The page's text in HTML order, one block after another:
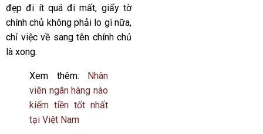
đẹp đi ít quá đi mất, giấy tờ
chính chủ không phải lo gì nữa,
chỉ việc về sang tên chính chủ
là xong.
Xem thêm:
Nhân
viên ngân hàng nào
kiếm tiền tốt nhất
tại Việt Nam